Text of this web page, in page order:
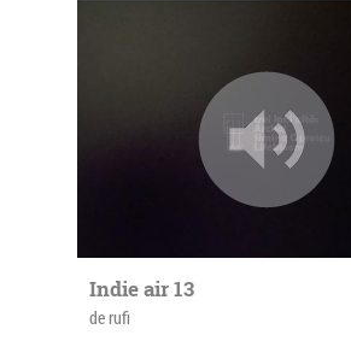
Indie air 13
de rufi